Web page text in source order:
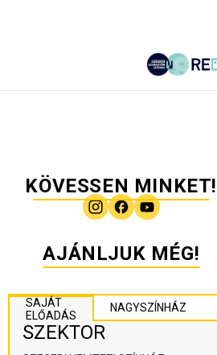
KÖVESSEN MINKET!
AJÁNLJUK MÉG!
SAJÁT
ELŐADÁS
NAGYSZÍNHÁZ
SZEKTOR